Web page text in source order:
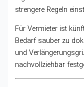
strengere Regeln
Für Vermieter ist
Bedarf sauber zu
und
nachvollziehbar